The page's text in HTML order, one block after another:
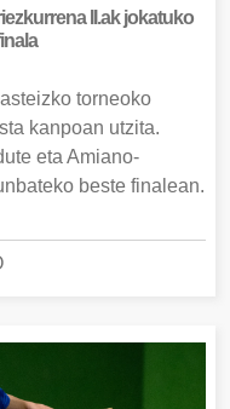
II.ak jokatuko
torneoko
kanpoan utzita.
eta Amiano-
beste finalean.